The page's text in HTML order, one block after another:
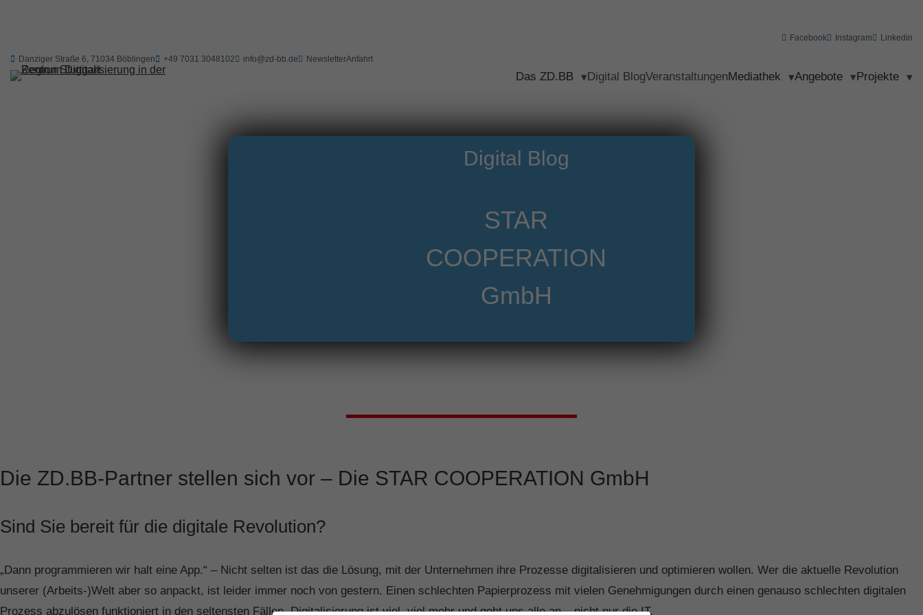
Facebook Instagram Linkedin
Danziger Straße 6, 71034 Böblingen +49 7031 3048102 info@zd-bb.de NewsletterAnfahrt
Das ZD.BB Digital BlogVeranstaltungenMediathek Angebote Projekte
Digital Blog
STAR
COOPERATION
GmbH
Die ZD.BB-Partner stellen sich vor – Die STAR COOPERATION GmbH
Sind Sie bereit für die digitale Revolution?
„Dann programmieren wir halt eine App.“ – Nicht selten ist das die Lösung, mit der Unternehmen ihre Prozesse digitalisieren und optimieren wollen. Wer die aktuelle Revolution
unserer (Arbeits-)Welt aber so anpackt, ist leider immer noch von gestern. Einen schlechten Papierprozess mit vielen Genehmigungen durch einen genauso schlechten digitalen
Prozess abzulösen funktioniert in den seltensten Fällen. Digitalisierung ist viel, viel mehr und geht uns alle an – nicht nur die IT.